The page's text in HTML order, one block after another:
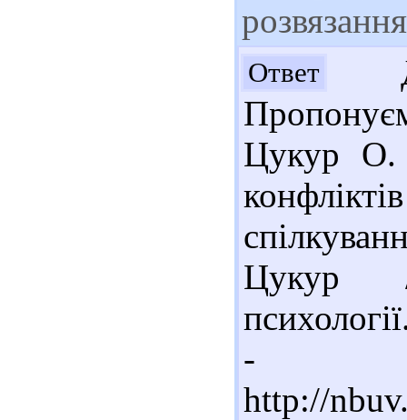
Ответ
Цукур О.
Цукур
-
http://